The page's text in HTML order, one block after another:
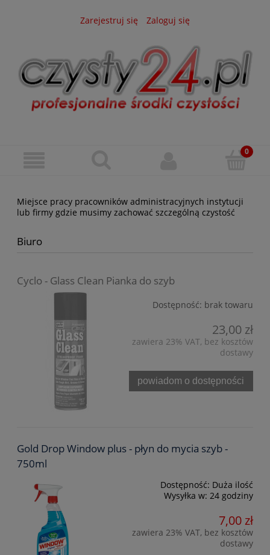
Zarejestruj się Zaloguj się
Miejsce pracy pracowników administracyjnych instytucji
lub firmy gdzie musimy zachować szczególną czystość
Biuro
Cyclo - Glass Clean Pianka do szyb
Dostępność: brak towaru
23,00 zł
zawiera 23% VAT, bez kosztów
dostawy
powiadom o dostępności
Gold Drop Window plus - płyn do mycia szyb -
750ml
Dostępność: Duża ilość
Wysyłka w: 24 godziny
7,00 zł
zawiera 23% VAT, bez kosztów
dostawy